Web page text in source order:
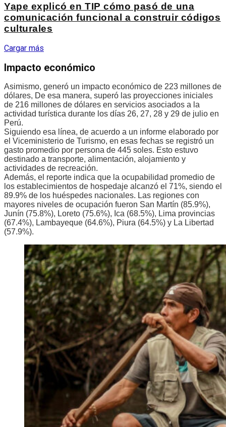
Yape explicó en TIP cómo pasó de una
comunicación funcional a construir códigos
culturales
Cargar más
Impacto económico
Asimismo, generó un impacto económico de 223 millones de
dólares, De esa manera, superó las proyecciones iniciales
de 216 millones de dólares en servicios asociados a la
actividad turística durante los días 26, 27, 28 y 29 de julio en
Perú.
Siguiendo esa línea, de acuerdo a un informe elaborado por
el Viceministerio de Turismo, en esas fechas se registró un
gasto promedio por persona de 445 soles. Esto estuvo
destinado a transporte, alimentación, alojamiento y
actividades de recreación.
Además, el reporte indica que la ocupabilidad promedio de
los establecimientos de hospedaje alcanzó el 71%, siendo el
89.9% de los huéspedes nacionales. Las regiones con
mayores niveles de ocupación fueron San Martín (85.9%),
Junín (75.8%), Loreto (75.6%), Ica (68.5%), Lima provincias
(67.4%), Lambayeque (64.6%), Piura (64.5%) y La Libertad
(57.9%).